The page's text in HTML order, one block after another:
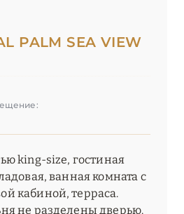
PALM SEA VIEW
king-size, гостиная
ванная комната с
кабиной, терраса.
не разделены дверью.